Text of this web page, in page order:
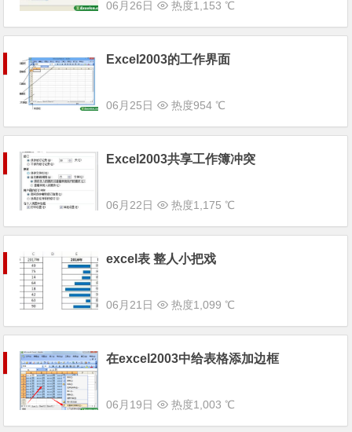
06月26日 热度1,153 ℃
Excel2003的工作界面
06月25日 热度954 ℃
Excel2003共享工作簿冲突
06月22日 热度1,175 ℃
excel表 整人小把戏
06月21日 热度1,099 ℃
在excel2003中给表格添加边框
06月19日 热度1,003 ℃